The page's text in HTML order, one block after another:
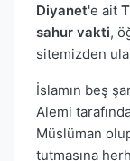
Diyanet'e ait
sahur vakti,
sitemizden
İslamın beş
Alemi
Müslüman
tutmasına